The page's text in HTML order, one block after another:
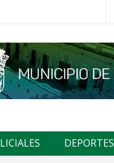
DEPORTES